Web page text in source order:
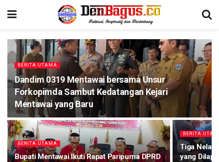
BERITA UTAMA
Dandim 0319 Mentawai bersama Unsur
Forkopimda Sambut Kedatangan Kejari
Mentawai yang Baru
BERITA UTAMA
Bupati Mentawai Ikuti Rapat Paripurna DPRD
BERITA
Tiga
yang